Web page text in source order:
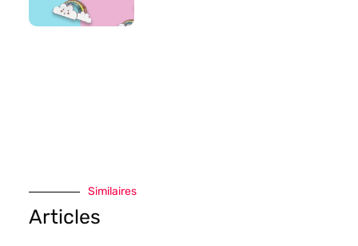
Similaires
Articles